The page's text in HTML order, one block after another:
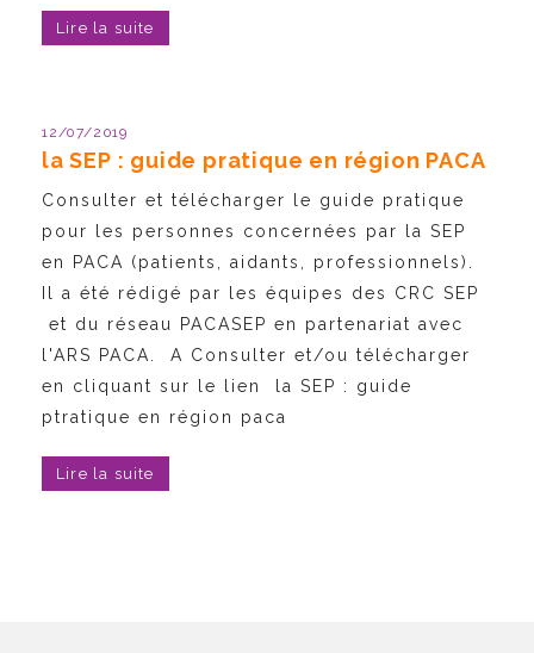
Lire la suite
12/07/2019
la SEP : guide pratique en région PACA
Consulter et télécharger le guide pratique
pour les personnes concernées par la SEP
en PACA (patients, aidants, professionnels).
Il a été rédigé par les équipes des CRC SEP
et du réseau PACASEP en partenariat avec
l'ARS PACA. A Consulter et/ou télécharger
en cliquant sur le lien la SEP : guide
ptratique en région paca
Lire la suite